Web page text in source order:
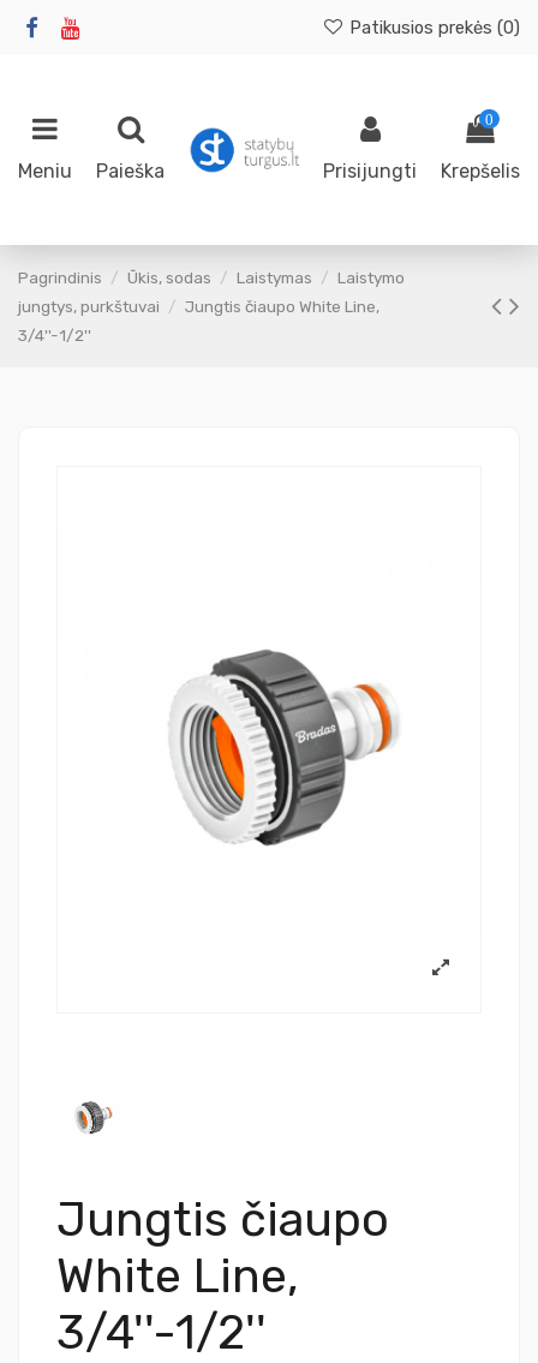
Patikusios prekės (0)
Meniu Paieška Prisijungti
0
Krepšelis
Pagrindinis Ūkis, sodas Laistymas
Laistymo
jungtys, purkštuvai
Jungtis čiaupo White Line,
3/4''-1/2''
Jungtis čiaupo
White Line,
3/4''-1/2''